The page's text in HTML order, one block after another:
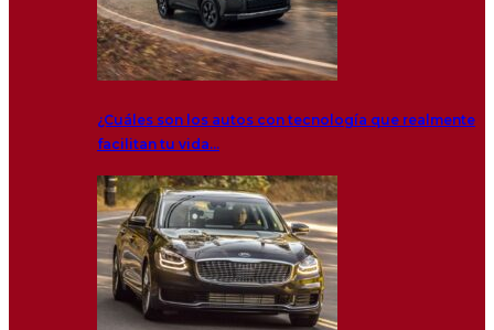
¿Cuáles son los autos con tecnología que realmente
facilitan tu vida…